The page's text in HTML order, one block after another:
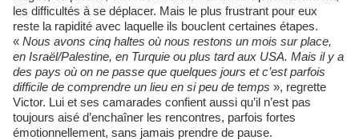
les difficultés à se déplacer. Mais le plus frustrant pour eux
reste la rapidité avec laquelle ils bouclent certaines étapes.
« Nous avons cinq haltes où nous restons un mois sur place,
en Israël/Palestine, en Turquie ou plus tard aux USA. Mais il y a
des pays où on ne passe que quelques jours et c’est parfois
difficile de comprendre un lieu en si peu de temps », regrette
Victor. Lui et ses camarades confient aussi qu’il n’est pas
toujours aisé d’enchaîner les rencontres, parfois fortes
émotionnellement, sans jamais prendre de pause.